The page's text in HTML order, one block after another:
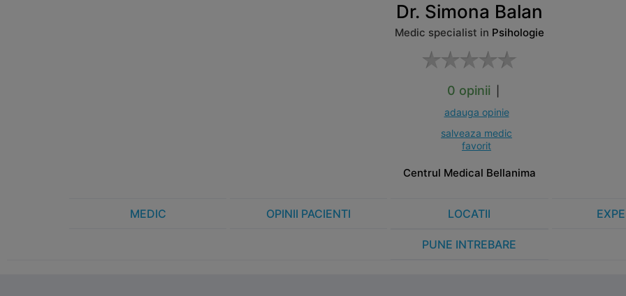
Dr. Simona Balan
Medic specialist in Psihologie
0 opinii|
adauga opinie
salveaza medic
favorit
Centrul Medical Bellanima
MEDIC OPINII PACIENTI LOCATII
PUNE INTREBARE